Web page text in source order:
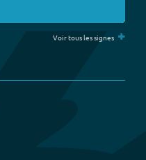
Voir tous les signes +